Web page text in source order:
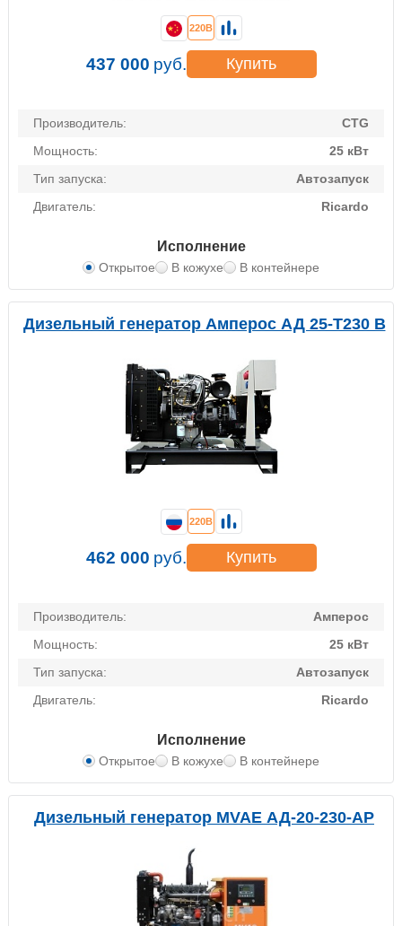
Производитель:
CTG
Мощность:
25 кВт
Тип запуска:
Автозапуск
Двигатель:
Ricardo
Исполнение
Открытое В кожухе В контейнере
220В
437 000 руб. Купить
Дизельный генератор Амперос АД 25-Т230 B
Производитель:
Амперос
Мощность:
25 кВт
Тип запуска:
Автозапуск
Двигатель:
Ricardo
Исполнение
Открытое В кожухе В контейнере
220В
462 000 руб. Купить
Дизельный генератор MVAE АД-20-230-АР